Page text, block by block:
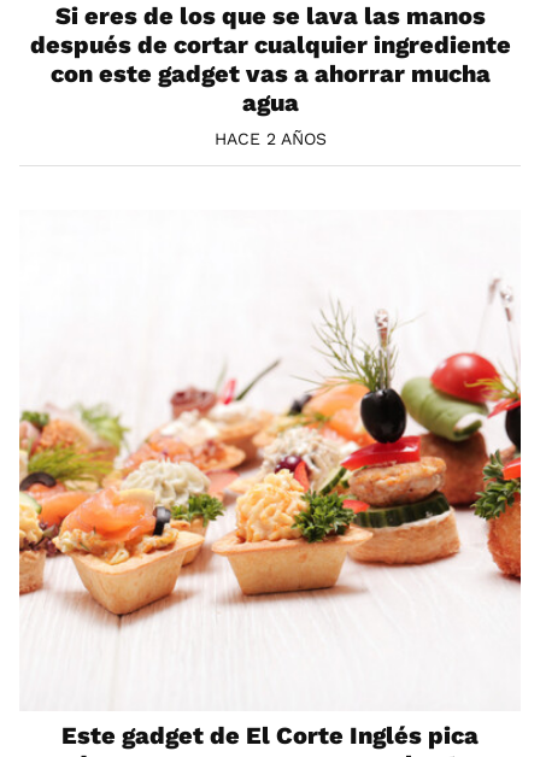
Si eres de los que se lava las manos
después de cortar cualquier ingrediente
con este gadget vas a ahorrar mucha
agua
HACE 2 AÑOS
Este gadget de El Corte Inglés pica